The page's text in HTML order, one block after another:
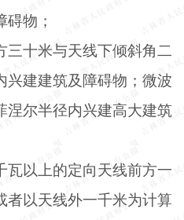
物；
三十米与天线下倾斜角二
兴建建筑及障碍物；微波
涅尔半径内兴建高大建筑
瓦以上的定向天线前方一
者以天线外一千米为计算